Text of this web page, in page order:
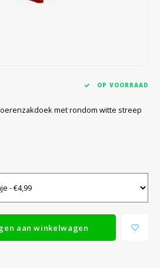
OP VOORRAAD
met rondom witte streep
aan winkelwagen